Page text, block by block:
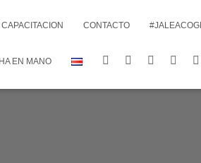
CAPACITACION CONTACTO
EN MANO